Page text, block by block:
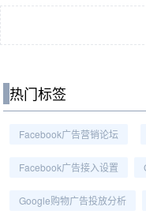
热门标签
Facebook广告营销论坛
Facebook广告接入设置
Google购物广告投放分析